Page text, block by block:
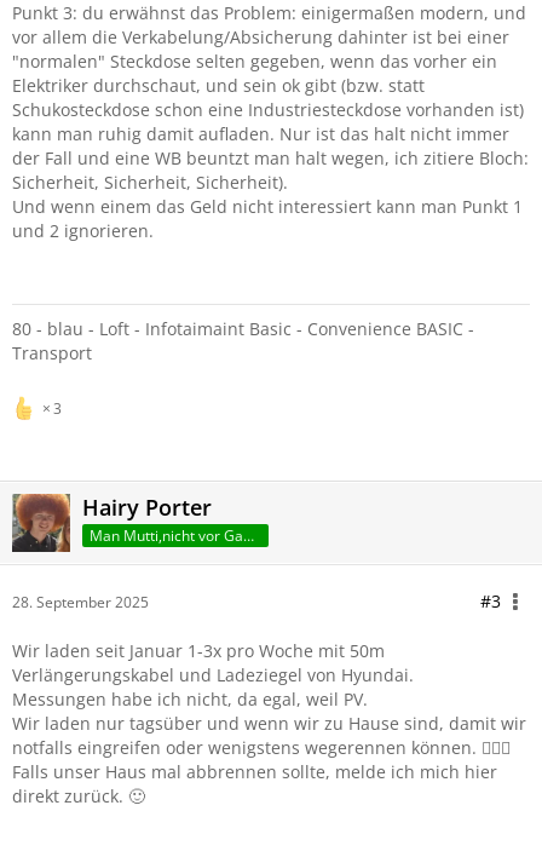
Punkt 3: du erwähnst das Problem: einigermaßen modern, und
vor allem die Verkabelung/Absicherung dahinter ist bei einer
"normalen" Steckdose selten gegeben, wenn das vorher ein
Elektriker durchschaut, und sein ok gibt (bzw. statt
Schukosteckdose schon eine Industriesteckdose vorhanden ist)
kann man ruhig damit aufladen. Nur ist das halt nicht immer
der Fall und eine WB beuntzt man halt wegen, ich zitiere Bloch:
Sicherheit, Sicherheit, Sicherheit).
Und wenn einem das Geld nicht interessiert kann man Punkt 1
und 2 ignorieren.
80 - blau - Loft - Infotaimaint Basic - Convenience BASIC -
Transport
3
Hairy Porter
Man Mutti,nicht vor Gang!
28. September 2025 #3
Wir laden seit Januar 1-3x pro Woche mit 50m
Verlängerungskabel und Ladeziegel von Hyundai.
Messungen habe ich nicht, da egal, weil PV.
Wir laden nur tagsüber und wenn wir zu Hause sind, damit wir
notfalls eingreifen oder wenigstens wegerennen können. 🤷🏻‍♂️
Falls unser Haus mal abbrennen sollte, melde ich mich hier
direkt zurück. 🙂